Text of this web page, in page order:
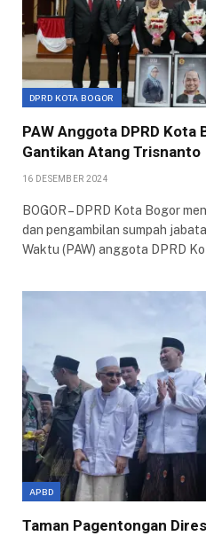
DPRD KOTA BOGOR
PAW Anggota DPRD Kota
Gantikan Atang Trisnanto
16 DESEMBER 2024
BOGOR – DPRD Kota Bogor
dan pengambilan sumpah
Waktu (PAW) anggota DPRD
APBD
Taman Pagentongan